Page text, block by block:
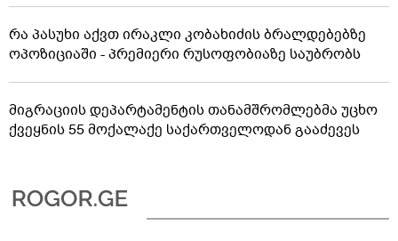
რა პასუხი აქვთ ირაკლი კობახიძის ბრალდებებზე
ოპოზიციაში - პრემიერი რუსოფობიაზე საუბრობს
მიგრაციის დეპარტამენტის თანამშრომლებმა უცხო
ქვეყნის 55 მოქალაქე საქართველოდან გააძევეს